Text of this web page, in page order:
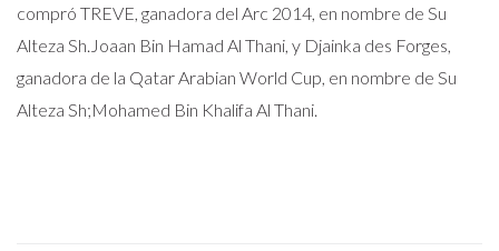
compró TREVE, ganadora del Arc 2014, en nombre de Su
Alteza Sh.Joaan Bin Hamad Al Thani, y Djainka des Forges,
ganadora de la Qatar Arabian World Cup, en nombre de Su
Alteza Sh;Mohamed Bin Khalifa Al Thani.